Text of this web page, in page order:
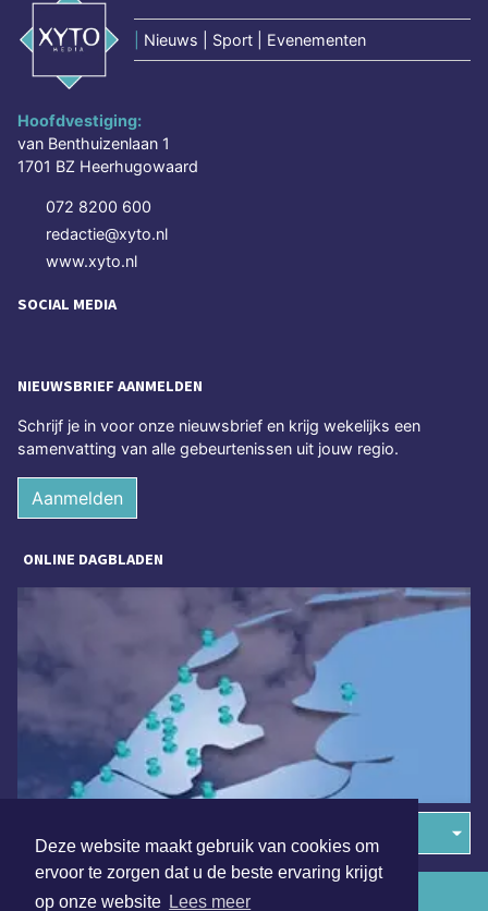
Deze website maakt gebruik van cookies om
ervoor te zorgen dat u de beste ervaring krijgt
op onze website Lees meer
Nieuws | Sport | Evenementen
Hoofdvestiging:
van Benthuizenlaan 1
1701 BZ Heerhugowaard
072 8200 600
redactie@xyto.nl
www.xyto.nl
SOCIAL MEDIA
NIEUWSBRIEF AANMELDEN
Schrijf je in voor onze nieuwsbrief en krijg wekelijks een
samenvatting van alle gebeurtenissen uit jouw regio.
Aanmelden
ONLINE DAGBLADEN
Algemene voorwaarden